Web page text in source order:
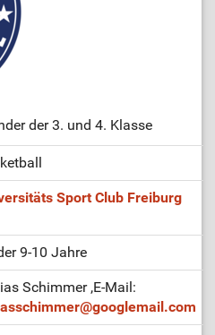
der 3. und 4. Klasse
Sport Club Freiburg
9-10 Jahre
Schimmer ,E-Mail:
@googlemail.com